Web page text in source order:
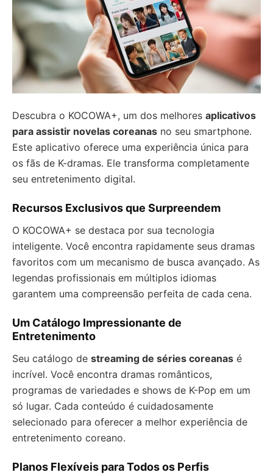
Descubra o KOCOWA+, um dos melhores aplicativos
para assistir novelas coreanas no seu smartphone.
Este aplicativo oferece uma experiência única para
os fãs de K-dramas. Ele transforma completamente
seu entretenimento digital.
Recursos Exclusivos que Surpreendem
O KOCOWA+ se destaca por sua tecnologia
inteligente. Você encontra rapidamente seus dramas
favoritos com um mecanismo de busca avançado. As
legendas profissionais em múltiplos idiomas
garantem uma compreensão perfeita de cada cena.
Um Catálogo Impressionante de
Entretenimento
Seu catálogo de streaming de séries coreanas é
incrível. Você encontra dramas românticos,
programas de variedades e shows de K-Pop em um
só lugar. Cada conteúdo é cuidadosamente
selecionado para oferecer a melhor experiência de
entretenimento coreano.
Planos Flexíveis para Todos os Perfis